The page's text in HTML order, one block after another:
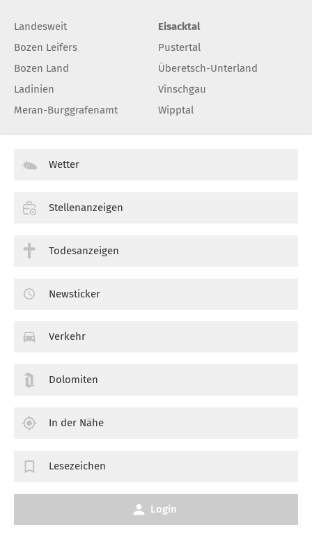
Landesweit
Bozen Leifers
Bozen Land
Ladinien
Meran-Burggrafenamt
Eisacktal
Pustertal
Überetsch-Unterland
Vinschgau
Wipptal
Wetter
Stellenanzeigen
Todesanzeigen
Newsticker
Verkehr
Dolomiten
In der Nähe
Lesezeichen
Login